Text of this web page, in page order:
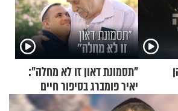
"תסמונת דאון זו לא מחלה":
יאיר פומברג בסיפור חיים
מעורר השראה